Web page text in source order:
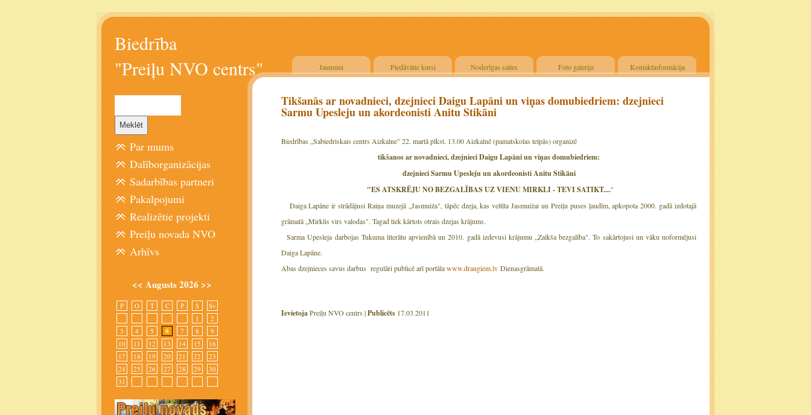
Biedrība
"Preiļu NVO centrs"
Jaunumi Piedāvātie kursi Noderīgas saites Foto galerija Kontaktinformācija
Tikšanās ar novadnieci, dzejnieci Daigu Lapāni un viņas domubiedriem: dzejnieci
Sarmu Upesleju un akordeonisti Anitu Stikāni
Biedrības „Sabiedriskais centrs Aizkalne" 22. martā plkst. 13.00 Aizkalnē (pamatskolas telpās) organizē
tikšanos ar novadnieci, dzejnieciDaigu Lapāni un viņas domubiedriem:
dzejnieci Sarmu Upesleju un akordeonisti Anitu Stikāni
"ES ATSKRĒJU NO BEZGALĪBAS UZ VIENU MIRKLI - TEVI SATIKT...."
Daiga Lapāne ir strādājusi Raiņa muzejā „Jasmuiža", tāpēc dzeja, kas veltīta Jasmuižai un Preiļu puses ļaudīm, apkopota 2000. gadā izdotajā
grāmatā „Mirklis virs valodas". Tagad tiek kārtots otrais dzejas krājums.
Sarma Upesleja darbojas Tukuma literātu apvienībā un 2010. gadā izdevusi krājumu „Zalkša bezgalība". To sakārtojusi un vāku noformējusi
Daiga Lapāne.
Abas dzejnieces savus darbus regulāri publicē arī portālawww.draugiem.lv Dienasgrāmatā.
IevietojaPreiļu NVO centrs |Publicēts 17.03.2011
Par mums
Dalīborganizācijas
Sadarbības partneri
Pakalpojumi
Realizētie projekti
Preiļu novada NVO
Arhīvs
<< Augusts 2026 >>
P O T C P S
Sv
1
2
3
4 5 6 7 8
9
10
11 12 13 14 15
16
17
18 19 20 21 22
23
24
25 26 27 28 29
30
31